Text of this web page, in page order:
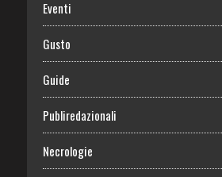
Eventi
Gusto
Guide
Publiredazionali
Necrologie